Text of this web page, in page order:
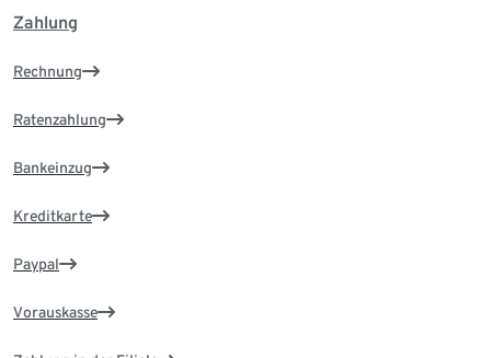
Zahlung
Rechnung
Ratenzahlung
Bankeinzug
Kreditkarte
Paypal
Vorauskasse